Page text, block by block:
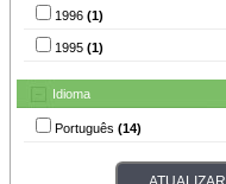
1996 (1)
1995 (1)
Idioma
Português (14)